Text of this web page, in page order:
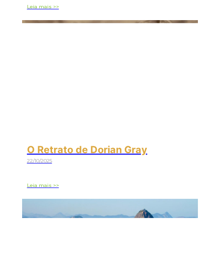
Leia mais >>
O Retrato de Dorian Gray
22/10/2025
Leia mais >>